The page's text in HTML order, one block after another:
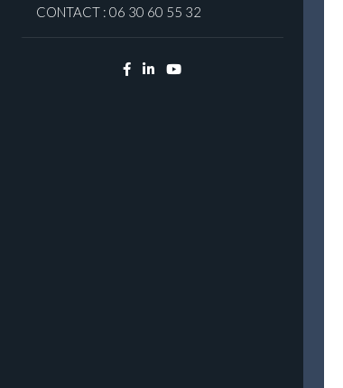
CONTACT : 06 30 60 55 32
Facebook
LinkedinYouTube